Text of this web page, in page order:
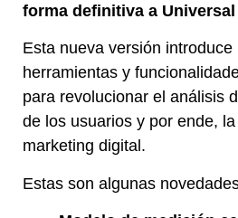
forma definitiva a
Esta nueva versión introduce
herramientas y
para revolucionar el análisis
de los usuarios y por ende, la
marketing digital.
Estas son algunas